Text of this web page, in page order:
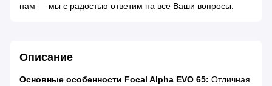
нам — мы с радостью ответим на все Ваши вопросы.
Описание
Основные особенности Focal Alpha EVO 65: Отличная